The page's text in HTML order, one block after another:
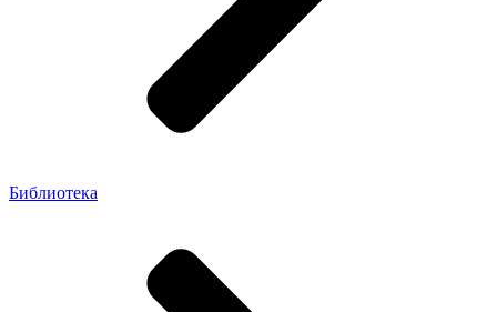
Библиотека